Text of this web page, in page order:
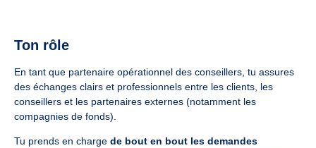
Ton rôle
En tant que partenaire opérationnel des conseillers, tu assures
des échanges clairs et professionnels entre les clients, les
conseillers et les partenaires externes (notamment les
compagnies de fonds).
Tu prends en charge de bout en bout les demandes